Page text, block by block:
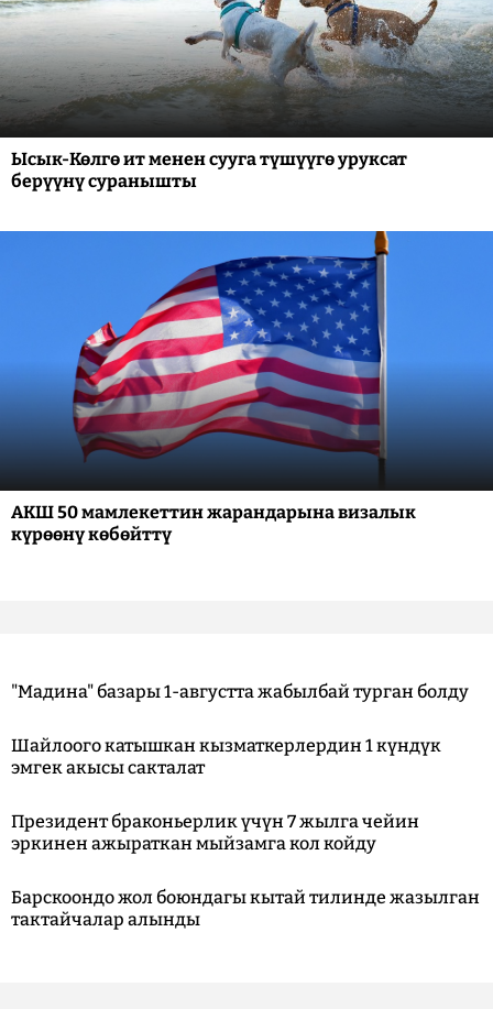
Ысык-Көлгө ит менен сууга түшүүгө уруксат
берүүнү суранышты
АКШ 50 мамлекеттин жарандарына визалык
күрөөнү көбөйттү
"Мадина" базары 1-августта жабылбай турган болду
Шайлоого катышкан кызматкерлердин 1 күндүк
эмгек акысы сакталат
Президент браконьерлик үчүн 7 жылга чейин
эркинен ажыраткан мыйзамга кол койду
Барскоондо жол боюндагы кытай тилинде жазылган
тактайчалар алынды